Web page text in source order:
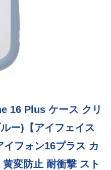
16 Plus ケース クリ
ー)【アイフェイス
フォン16プラス カ
変防止 耐衝撃 スト